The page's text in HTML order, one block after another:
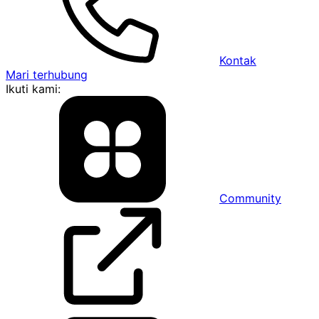
Kontak
Mari terhubung
Ikuti kami:
Community